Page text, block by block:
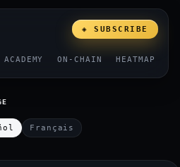
ACADEMY ON-CHAIN HEATMAP
◈ SUBSCRIBE
Français